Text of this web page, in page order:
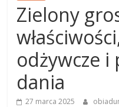
Zielony
odżywcze i
dania
27 marca 2025